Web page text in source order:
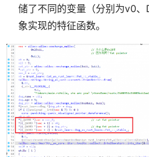
储了不同的变量（分别为v0
象实现的特征函数。